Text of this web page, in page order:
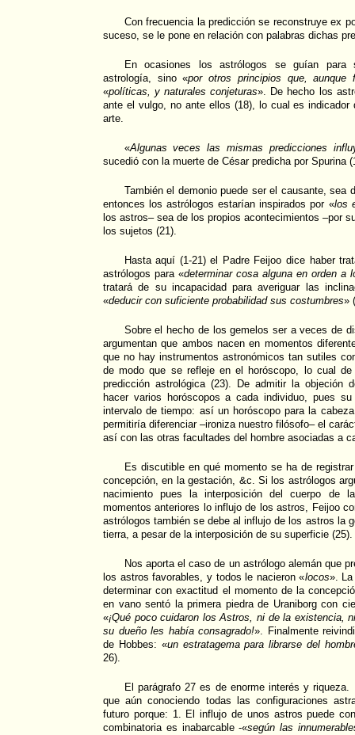
Con frecuencia la predicción se reconstruye ex
suceso, se le pone en relación con palabras dichas
En ocasiones los astrólogos se guían para
astrología, sino «por otros principios que,
«políticas, y naturales conjeturas». De hecho los
ante el vulgo, no ante ellos (18), lo cual es indicador
arte.
«Algunas veces las mismas predicciones
sucedió con la muerte de César predicha por Spurina
También el demonio puede ser el causante, sea
entonces los astrólogos estarían inspirados por «los
los astros– sea de los propios acontecimientos –por
los sujetos (21).
Hasta aquí (1-21) el Padre Feijoo dice haber
astrólogos para «determinar cosa alguna en orden a
tratará de su incapacidad para averiguar las
«deducir con suficiente probabilidad sus costumbres»
Sobre el hecho de los gemelos ser a veces de
argumentan que ambos nacen en momentos
que no hay instrumentos astronómicos tan sutiles
de modo que se refleje en el horóscopo, lo cual
predicción astrológica (23). De admitir la objeción
hacer varios horóscopos a cada individuo, pues
intervalo de tiempo: así un horóscopo para la
permitiría diferenciar –ironiza nuestro filósofo– el
así con las otras facultades del hombre asociadas a
Es discutible en qué momento se ha de
concepción, en la gestación, &c. Si los astrólogos
nacimiento pues la interposición del cuerpo de
momentos anteriores lo influjo de los astros, Feijoo
astrólogos también se debe al influjo de los astros la
tierra, a pesar de la interposición de su superficie (25).
Nos aporta el caso de un astrólogo alemán que
los astros favorables, y todos le nacieron «locos».
determinar con exactitud el momento de la
en vano sentó la primera piedra de Uraniborg con
«¡Qué poco cuidaron los Astros, ni de la existencia,
su dueño les había consagrado!». Finalmente
de Hobbes: «un estratagema para librarse del
26).
El parágrafo 27 es de enorme interés y
que aún conociendo todas las configuraciones
futuro porque: 1. El influjo de unos astros puede
combinatoria es inabarcable -«según las